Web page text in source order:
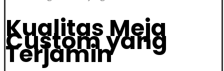
Kualitas Meja
Custom yang
Terjamin